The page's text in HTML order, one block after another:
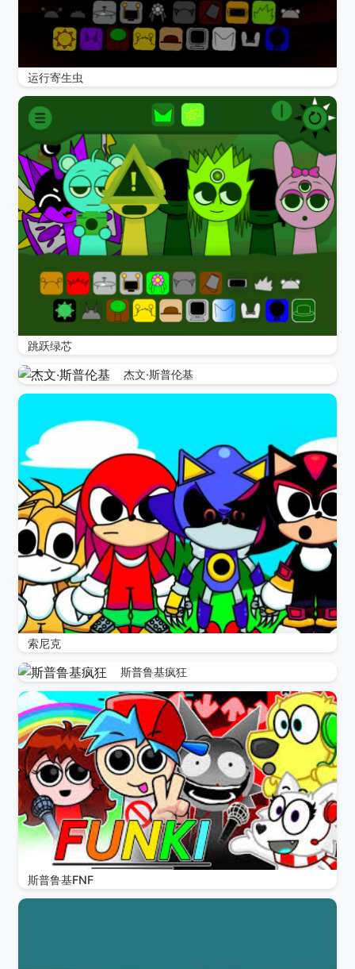
运行寄生虫
跳跃绿芯
杰文·斯普伦基
索尼克
斯普鲁基疯狂
斯普鲁基FNF